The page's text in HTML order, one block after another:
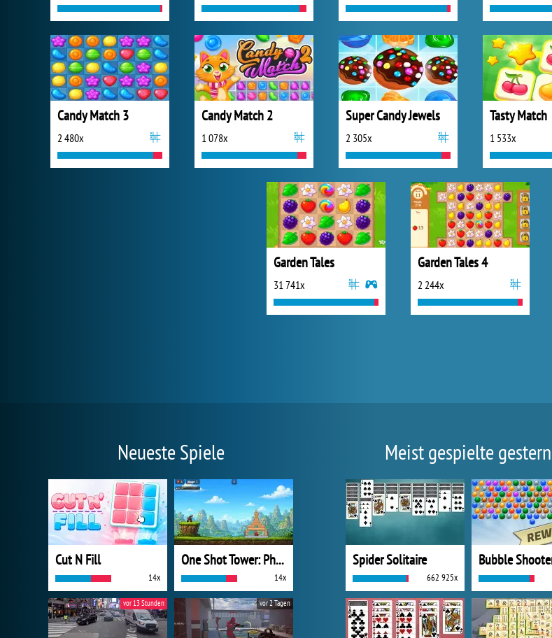
Candy Match 3
2 480x
Candy Match 2
1 078x
Super Candy Jewels
2 305x
Tasty Match
1 533x
Garden Tales
31 741x
Garden Tales 4
2 244x
Neueste Spiele
Cut N Fill
14x
One Shot Tower: Physics Destroyer
14x
vor 13 Stunden vor 2 Tagen
Meist gespielte gestern
Spider Solitaire
662 925x